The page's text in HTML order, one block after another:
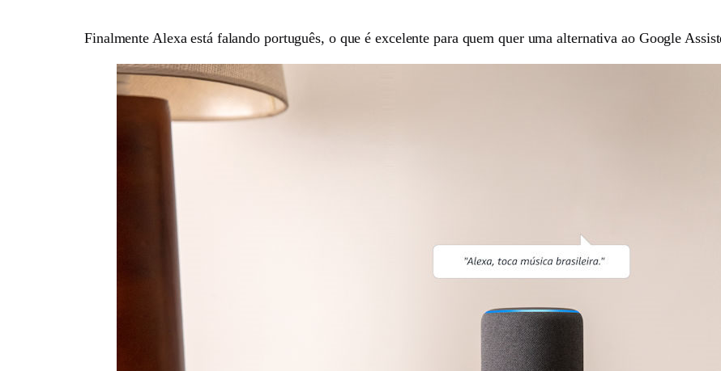
Finalmente Alexa está falando português, o que é excelente para quem quer uma alternativa ao Google